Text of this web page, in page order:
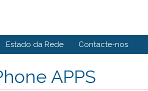
Estado da Rede Contacte-nos
APPS